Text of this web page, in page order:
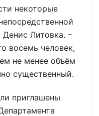
некоторые
Денис Литовка. –
восемь человек,
не менее объём
существенный.
приглашены